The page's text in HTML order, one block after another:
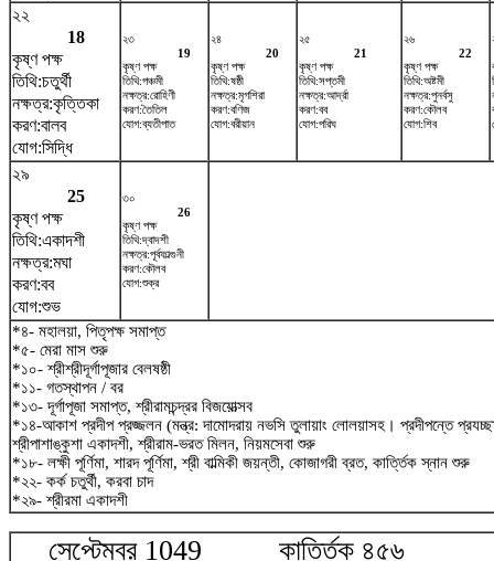
২২
18
কৃষ্ণ পক্ষ
তিথি:চতুর্থী
নক্ষত্র:কৃত্তিকা
করণ:বালব
যোগ:সিদ্ধি
২৩
19
কৃষ্ণ পক্ষ
তিথি:পঞ্চমী
নক্ষত্র:রোহিণী
করণ:তৈতিল
যোগ:ব্যতীপাত
২৪
20
কৃষ্ণ পক্ষ
তিথি:ষষ্ঠী
নক্ষত্র:মৃগশিরা
করণ:বণিজ
যোগ:বরীয়ান
২৫
21
কৃষ্ণ পক্ষ
তিথি:সপ্তমী
নক্ষত্র:আর্দ্রা
করণ:বব
যোগ:পরিঘ
২৬
22
কৃষ্ণ পক্ষ
তিথি:অষ্টমী
নক্ষত্র:পুনর্বসু
করণ:কৌলব
যোগ:শিব
২৯
25
কৃষ্ণ পক্ষ
তিথি:একাদশী
নক্ষত্র:মঘা
করণ:বব
যোগ:শুভ
৩০
26
কৃষ্ণ পক্ষ
তিথি:দ্বাদশী
নক্ষত্র:পূর্বফাল্গুনী
করণ:কৌলব
যোগ:শুক্র
*৪- মহালয়া, পিতৃপক্ষ সমাপ্ত
*৫- মেরা মাস শুরু
*১০- শ্রীশ্রীদূর্গাপূজার বেলষষ্ঠী
*১১- গতস্থাপন / বর
*১৩- দূর্গাপূজা সমাপ্ত, শ্রীরামচন্দ্রর বিজয়োত্সব
*১৪-আকাশ প্রদীপ প্রজ্জলন (মন্ত্র: দামোদরায় নভসি তুলায়াং লোলয়াসহ। প্রদীপন্তে
শ্রীপাশাঙ্কুশা একাদশী, শ্রীরাম-ভরত মিলন, নিয়মসেবা শুরু
*১৮- লক্ষী পূর্ণিমা, শারদ পূর্ণিমা, শ্রী বাল্মিকী জয়ন্তী, কোজাগরী ব্রত, কার্ত্তিক স্নান শুরু
*২২- কর্ক চতুর্থী, করবা চাদ
*২৯- শ্রীরমা একাদশী
সেপ্টেম্বর 1049 কার্ত্তিক ৪৫৬